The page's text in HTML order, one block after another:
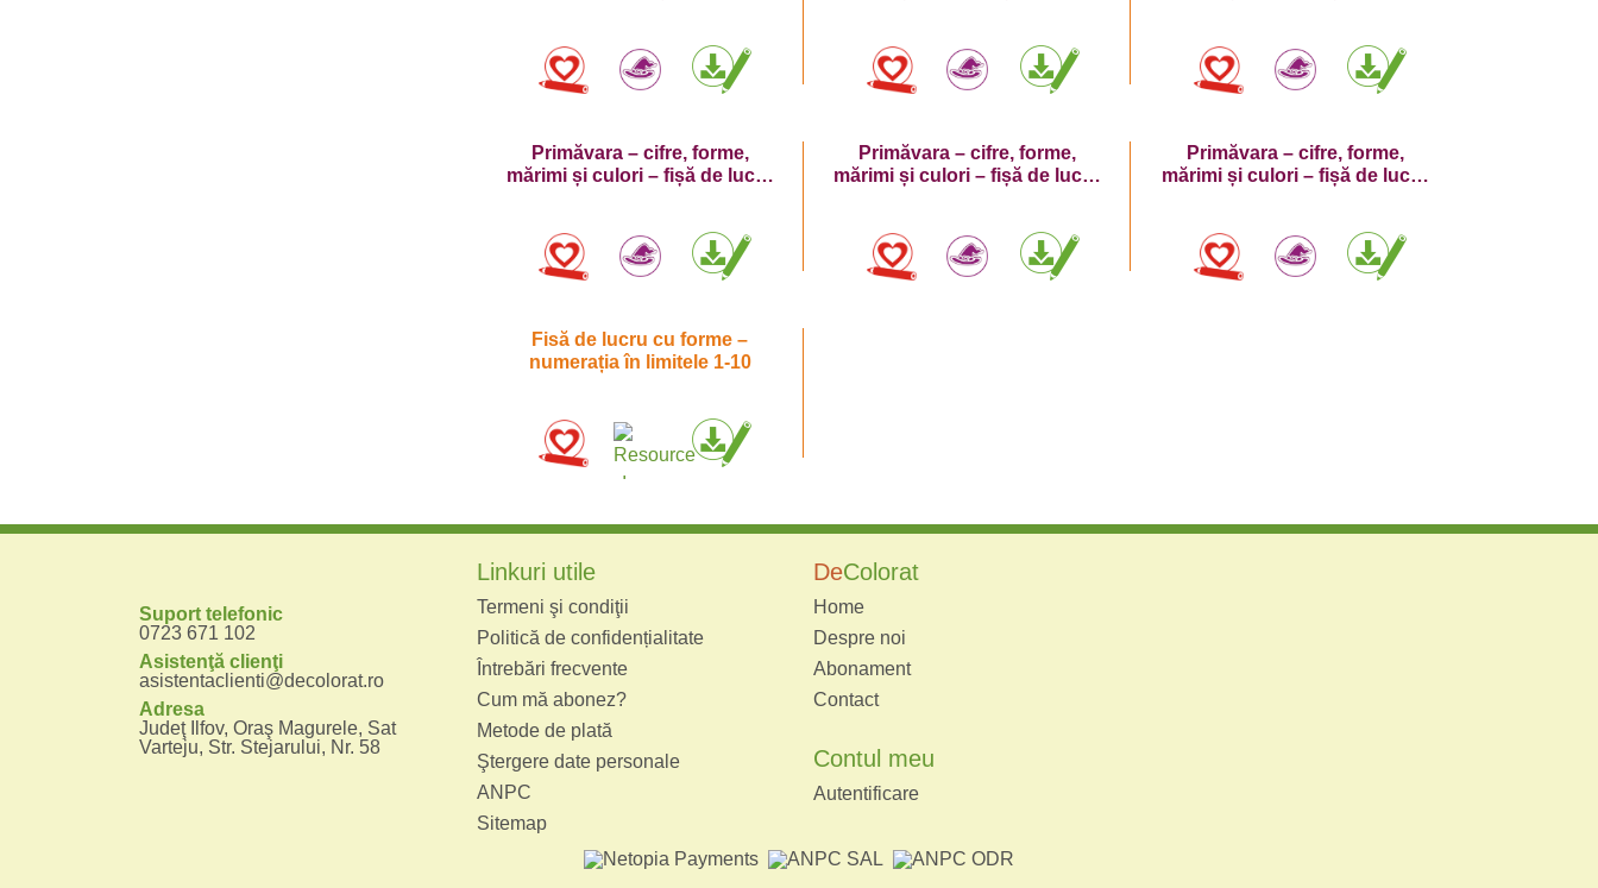
Primăvara – cifre, forme,
mărimi și culori – fișă de lucru
Primăvara – cifre, forme,
mărimi și culori – fișă de lucru
Primăvara – cifre, forme,
mărimi și culori – fișă de lucru
Fisă de lucru cu forme –
numerația în limitele 1-10
Suport telefonic
0723 671 102
Asistenţă clienţi
asistentaclienti@decolorat.ro
Adresa
Judeţ Ilfov, Oraş Magurele, Sat
Varteju, Str. Stejarului, Nr. 58
Linkuri utile
Termeni şi condiţii
Politică de confidențialitate
Întrebări frecvente
Cum mă abonez?
Metode de plată
Ştergere date personale
ANPC
Sitemap
DeColorat
Home
Despre noi
Abonament
Contact
Contul meu
Autentificare